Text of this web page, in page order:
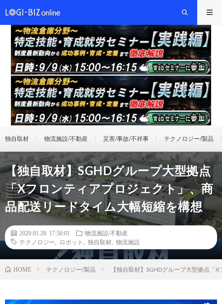
独自取材 物流施設/不動産 災害/事故/不祥事 テクノロジー/製品
【独自取材】SGHDグループ大型拠点
「Xフロンティアプロジェクト」、商
品配送リードタイム大幅短縮を構想
2020.01.28 17:58:01
物流施設/不動産
テクノロジー
ロボット 独自取材 物流施設
HOME テクノロジー/製品 【独自取材】SGHDグループ大型拠点